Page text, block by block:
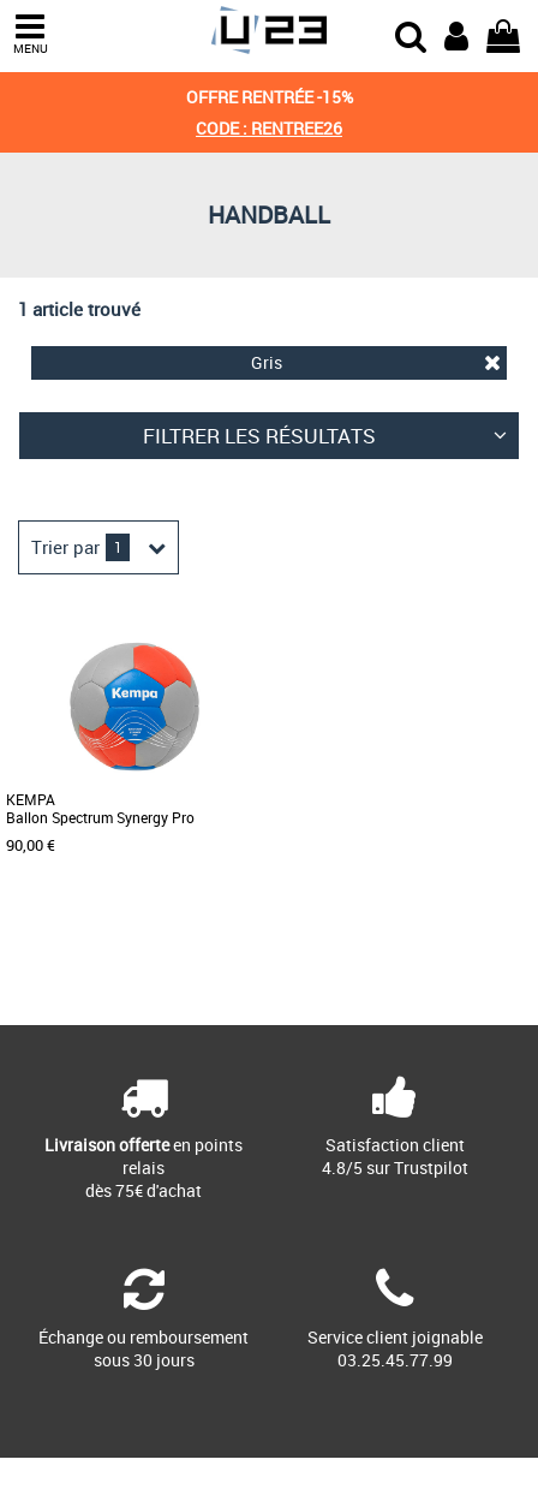
MENU
OFFRE RENTRÉE -15%
CODE : RENTREE26
HANDBALL
1 article trouvé
Gris
FILTRER LES RÉSULTATS
Trier par 1
Trier par
Derniers arrivages
KEMPA
Ballon Spectrum Synergy Pro
90,00 €
Livraison offerteen points
relais
dès 75€ d'achat
Satisfaction client
4.8/5 sur Trustpilot
Échange ou remboursement
sous 30 jours
Service client joignable
03.25.45.77.99